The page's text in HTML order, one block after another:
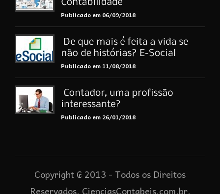
Publicado em 06/09/2018
Publicado em 11/08/2018
Publicado em 26/01/2018
Copyright ₢ 2013 - Todos os Direitos
Reservados. CienciasContabeis.com.br.